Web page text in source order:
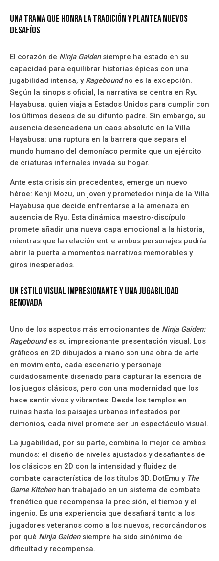
Una trama que honra la tradición y plantea nuevos
desafíos
El corazón de Ninja Gaidensiempre ha estado en su
capacidad para equilibrar historias épicas con una
jugabilidad intensa, y Rageboundno es la excepción.
Según la sinopsis oficial, la narrativa se centra en Ryu
Hayabusa, quien viaja a Estados Unidos para cumplir con
los últimos deseos de su difunto padre. Sin embargo, su
ausencia desencadena un caos absoluto en la Villa
Hayabusa: una ruptura en la barrera que separa el
mundo humano del demoníaco permite que un ejército
de criaturas infernales invada su hogar.
Ante esta crisis sin precedentes, emerge un nuevo
héroe: Kenji Mozu, un joven y prometedor ninja de la Villa
Hayabusa que decide enfrentarse a la amenaza en
ausencia de Ryu. Esta dinámica maestro-discípulo
promete añadir una nueva capa emocional a la historia,
mientras que la relación entre ambos personajes podría
abrir la puerta a momentos narrativos memorables y
giros inesperados.
Un estilo visual impresionante y una jugabilidad
renovada
Uno de los aspectos más emocionantes de Ninja Gaiden:
Rageboundes su impresionante presentación visual. Los
gráficos en 2D dibujados a mano son una obra de arte
en movimiento, cada escenario y personaje
cuidadosamente diseñado para capturar la esencia de
los juegos clásicos, pero con una modernidad que los
hace sentir vivos y vibrantes. Desde los templos en
ruinas hasta los paisajes urbanos infestados por
demonios, cada nivel promete ser un espectáculo visual.
La jugabilidad, por su parte, combina lo mejor de ambos
mundos: el diseño de niveles ajustados y desafiantes de
los clásicos en 2D con la intensidad y fluidez de
combate característica de los títulos 3D. DotEmu y The
Game Kitchenhan trabajado en un sistema de combate
frenético que recompensa la precisión, el tiempo y el
ingenio. Es una experiencia que desafiará tanto a los
jugadores veteranos como a los nuevos, recordándonos
por qué Ninja Gaidensiempre ha sido sinónimo de
dificultad y recompensa.